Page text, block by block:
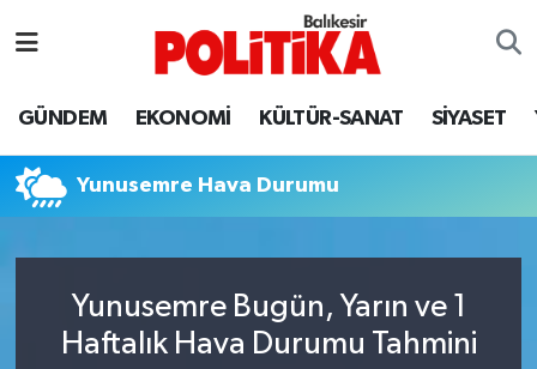
GÜNDEM EKONOMİ KÜLTÜR-SANAT SİYASET
Yunusemre Hava Durumu
Yunusemre Bugün, Yarın ve 1
Haftalık Hava Durumu Tahmini
Ayvalık
Balya
Bigadiç
Balıkesir Hava Durumu
Balıkesir Namaz Vakitleri
Süper Lig Puan Durumu ve Fikstür